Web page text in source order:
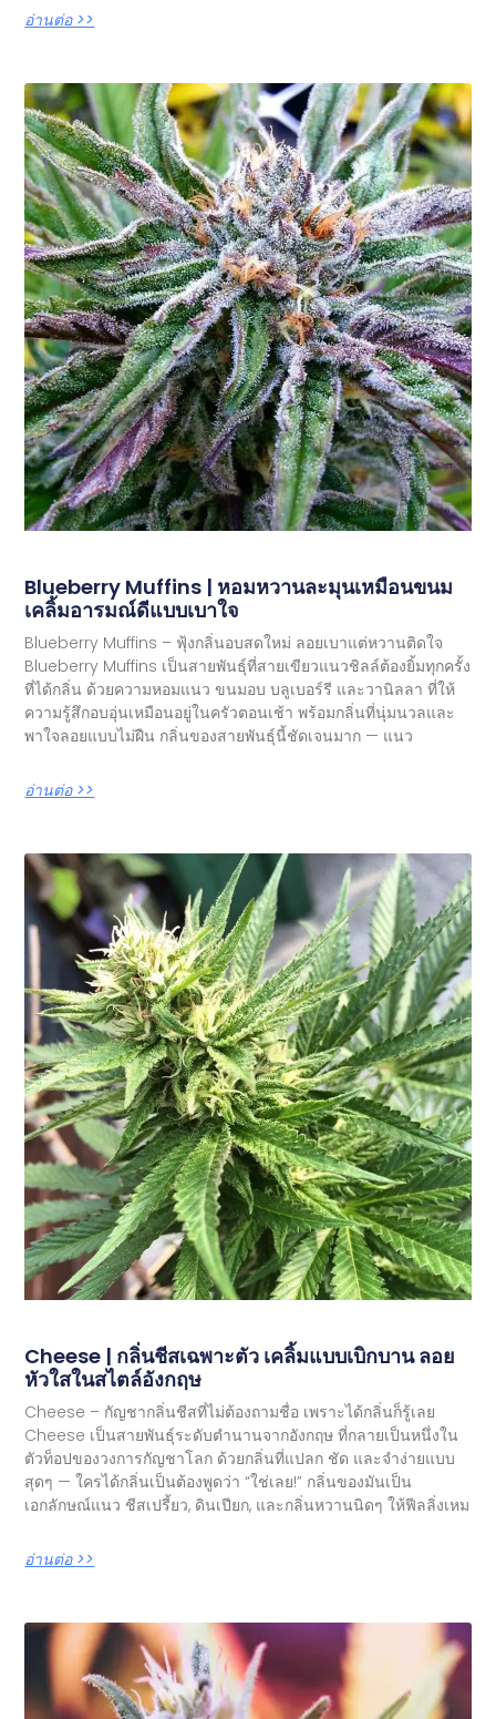
อ่านต่อ >>
Blueberry Muffins | หอมหวานละมุนเหมือนขนม
เคลิ้มอารมณ์ดีแบบเบาใจ
Blueberry Muffins – ฟุ้งกลิ่นอบสดใหม่ ลอยเบาแต่หวานติดใจ
Blueberry Muffins เป็นสายพันธุ์ที่สายเขียวแนวชิลล์ต้องยิ้มทุกครั้ง
ที่ได้กลิ่น ด้วยความหอมแนว ขนมอบ บลูเบอร์รี และวานิลลา ที่ให้
ความรู้สึกอบอุ่นเหมือนอยู่ในครัวตอนเช้า พร้อมกลิ่นที่นุ่มนวลและ
พาใจลอยแบบไม่ฝืน กลิ่นของสายพันธุ์นี้ชัดเจนมาก — แนว
อ่านต่อ >>
Cheese | กลิ่นชีสเฉพาะตัว เคลิ้มแบบเบิกบาน ลอย
หัวใสในสไตล์อังกฤษ
Cheese – กัญชากลิ่นชีสที่ไม่ต้องถามชื่อ เพราะได้กลิ่นก็รู้เลย
Cheese เป็นสายพันธุ์ระดับตำนานจากอังกฤษ ที่กลายเป็นหนึ่งใน
ตัวท็อปของวงการกัญชาโลก ด้วยกลิ่นที่แปลก ชัด และจำง่ายแบบ
สุดๆ — ใครได้กลิ่นเป็นต้องพูดว่า “ใช่เลย!” กลิ่นของมันเป็น
เอกลักษณ์แนว ชีสเปรี้ยว, ดินเปียก, และกลิ่นหวานนิดๆ ให้ฟีลลิ่งเหม
อ่านต่อ >>